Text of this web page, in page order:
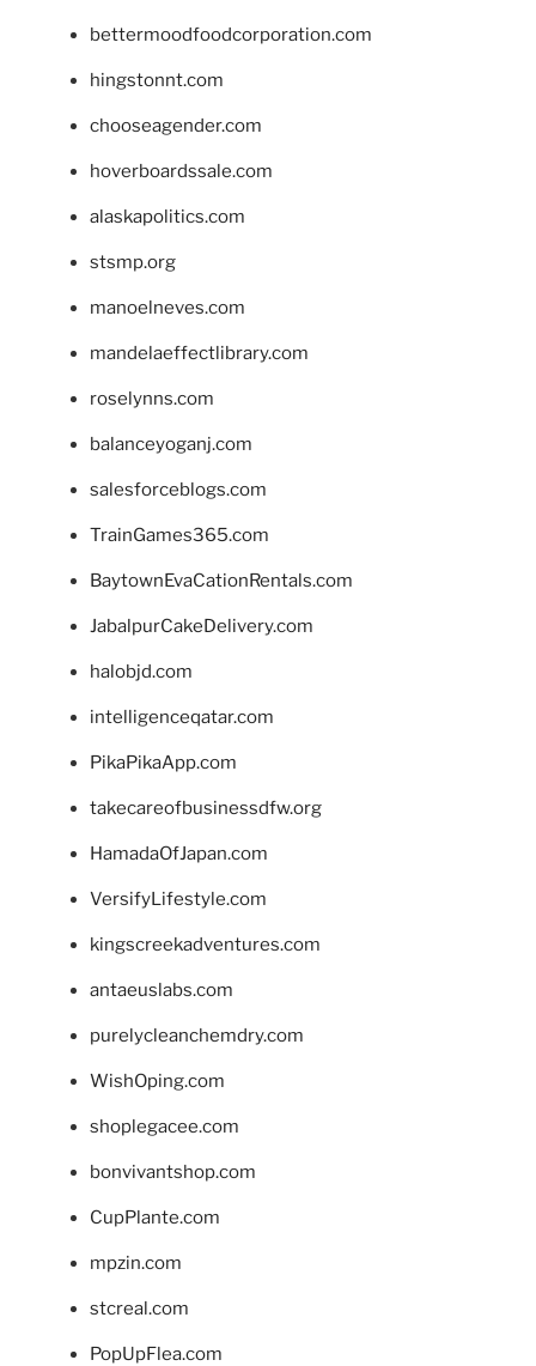
bettermoodfoodcorporation.com
hingstonnt.com
chooseagender.com
hoverboardssale.com
alaskapolitics.com
stsmp.org
manoelneves.com
mandelaeffectlibrary.com
roselynns.com
balanceyoganj.com
salesforceblogs.com
TrainGames365.com
BaytownEvaCationRentals.com
JabalpurCakeDelivery.com
halobjd.com
intelligenceqatar.com
PikaPikaApp.com
takecareofbusinessdfw.org
HamadaOfJapan.com
VersifyLifestyle.com
kingscreekadventures.com
antaeuslabs.com
purelycleanchemdry.com
WishOping.com
shoplegacee.com
bonvivantshop.com
CupPlante.com
mpzin.com
stcreal.com
PopUpFlea.com